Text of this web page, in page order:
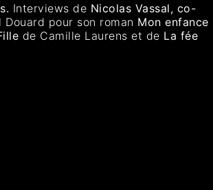
Interviews de Nicolas Vassal, co-
pour son roman Mon enfance
de Camille Laurens et de La fée